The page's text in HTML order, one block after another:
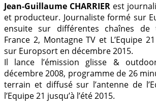
Jean-Guillaume CHARRIER est
et producteur. Journaliste formé sur
ensuite sur différentes chaînes de
France 2, Montagne TV et L’Equipe
sur Europsort en décembre 2015.
Il lance l’émission glisse &
décembre 2008, programme de 26
terrain et diffusé sur l’antenne de
l’Equipe 21 jusqu’à l’été 2015.